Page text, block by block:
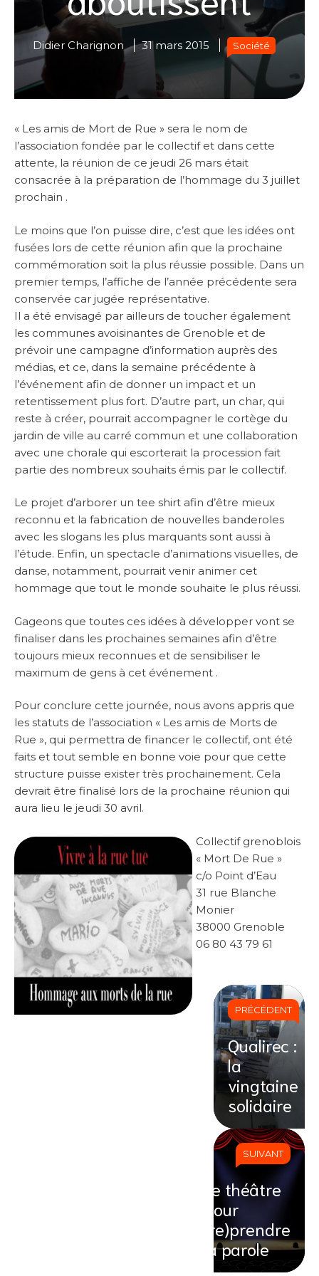
Didier Charignon 31 mars 2015 Société
« Les amis de Mort de Rue » sera le nom de
l’association fondée par le collectif et dans cette
attente, la réunion de ce jeudi 26 mars était
consacrée à la préparation de l’hommage du 3 juillet
prochain .
Le moins que l’on puisse dire, c’est que les idées ont
fusées lors de cette réunion afin que la prochaine
commémoration soit la plus réussie possible. Dans un
premier temps, l’affiche de l’année précédente sera
conservée car jugée représentative.
Il a été envisagé par ailleurs de toucher également
les communes avoisinantes de Grenoble et de
prévoir une campagne d’information auprès des
médias, et ce, dans la semaine précédente à
l’événement afin de donner un impact et un
retentissement plus fort. D’autre part, un char, qui
reste à créer, pourrait accompagner le cortège du
jardin de ville au carré commun et une collaboration
avec une chorale qui escorterait la procession fait
partie des nombreux souhaits émis par le collectif.
Le projet d’arborer un tee shirt afin d’être mieux
reconnu et la fabrication de nouvelles banderoles
avec les slogans les plus marquants sont aussi à
l’étude. Enfin, un spectacle d’animations visuelles, de
danse, notamment, pourrait venir animer cet
hommage que tout le monde souhaite le plus réussi.
Gageons que toutes ces idées à développer vont se
finaliser dans les prochaines semaines afin d’être
toujours mieux reconnues et de sensibiliser le
maximum de gens à cet événement .
Pour conclure cette journée, nous avons appris que
les statuts de l’association « Les amis de Morts de
Rue », qui permettra de financer le collectif, ont été
faits et tout semble en bonne voie pour que cette
structure puisse exister très prochainement. Cela
devrait être finalisé lors de la prochaine réunion qui
aura lieu le jeudi 30 avril.
Collectif grenoblois
« Mort De Rue »
c/o Point d’Eau
31 rue Blanche
Monier
38000 Grenoble
06 80 43 79 61
PRÉCÉDENT
Qualirec :
la
vingtaine
solidaire
SUIVANT
Le théâtre
pour
(re)prendre
la parole